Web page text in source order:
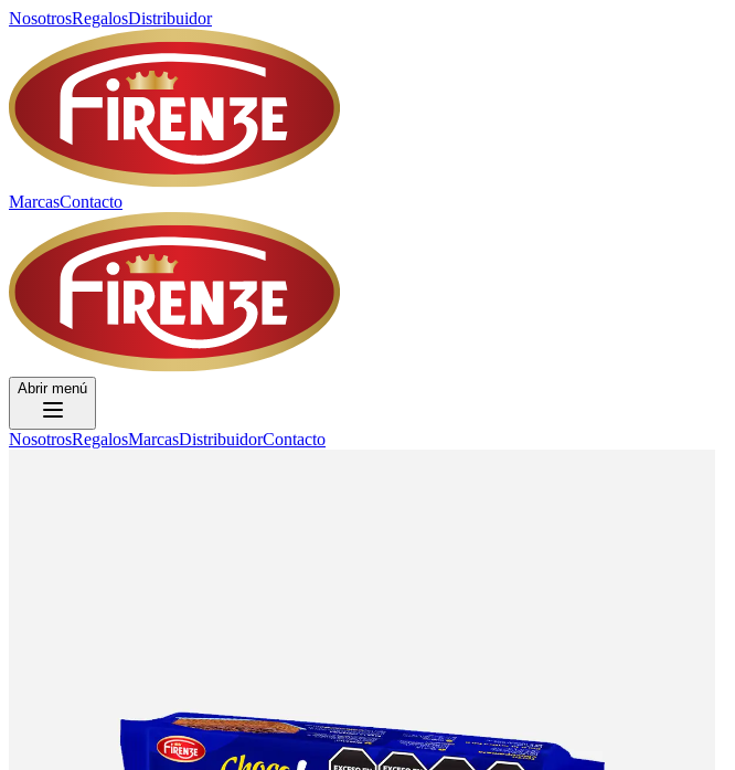
NosotrosRegalosDistribuidor
MarcasContacto
Abrir menú
NosotrosRegalosMarcasDistribuidorContacto